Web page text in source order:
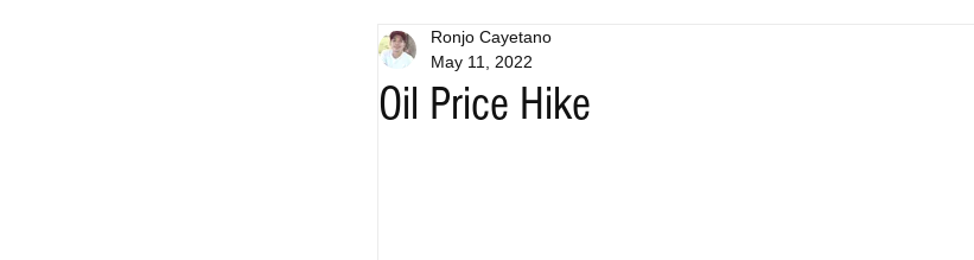
Oil Price Hike
Ronjo Cayetano
May 11, 2022